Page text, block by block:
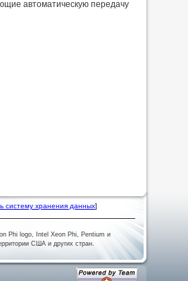
автоматическую передачу
систему хранения данных]
Phi logo, Intel Xeon Phi, Pentium и
США и других стран.